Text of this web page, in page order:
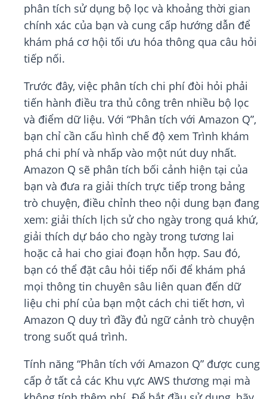
phân tích sử dụng bộ lọc và khoảng thời gian
chính xác của bạn và cung cấp hướng dẫn để
khám phá cơ hội tối ưu hóa thông qua câu hỏi
tiếp nối.
Trước đây, việc phân tích chi phí đòi hỏi phải
tiến hành điều tra thủ công trên nhiều bộ lọc
và điểm dữ liệu. Với “Phân tích với Amazon Q”,
bạn chỉ cần cấu hình chế độ xem Trình khám
phá chi phí và nhấp vào một nút duy nhất.
Amazon Q sẽ phân tích bối cảnh hiện tại của
bạn và đưa ra giải thích trực tiếp trong bảng
trò chuyện, điều chỉnh theo nội dung bạn đang
xem: giải thích lịch sử cho ngày trong quá khứ,
giải thích dự báo cho ngày trong tương lai
hoặc cả hai cho giai đoạn hỗn hợp. Sau đó,
bạn có thể đặt câu hỏi tiếp nối để khám phá
mọi thông tin chuyên sâu liên quan đến dữ
liệu chi phí của bạn một cách chi tiết hơn, vì
Amazon Q duy trì đầy đủ ngữ cảnh trò chuyện
trong suốt quá trình.
Tính năng “Phân tích với Amazon Q” được cung
cấp ở tất cả các Khu vực AWS thương mại mà